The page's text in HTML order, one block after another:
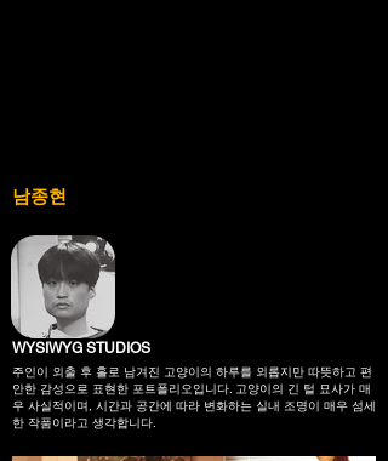
남종현
WYSIWYG STUDIOS
주인이 외출 후 홀로 남겨진 고양이의 하루를 외롭지만 따뜻하고 편
안한 감성으로 표현한 포트폴리오입니다. 고양이의 긴 털 묘사가 매
우 사실적이며, 시간과 공간에 따라 변화하는 실내 조명이 매우 섬세
한 작품이라고 생각합니다.